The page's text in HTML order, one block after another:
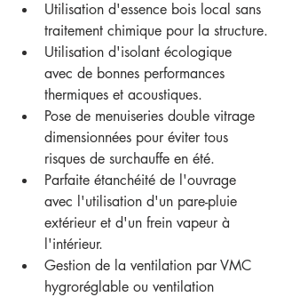
Utilisation d'essence bois local sans
traitement chimique pour la structure.
Utilisation d'isolant écologique
avec de bonnes performances
thermiques et acoustiques.
Pose de menuiseries double vitrage
dimensionnées pour éviter tous
risques de surchauffe en été.
Parfaite étanchéité de l'ouvrage
avec l'utilisation d'un pare-pluie
extérieur et d'un frein vapeur à
l'intérieur.
Gestion de la ventilation par VMC
hygroréglable ou ventilation